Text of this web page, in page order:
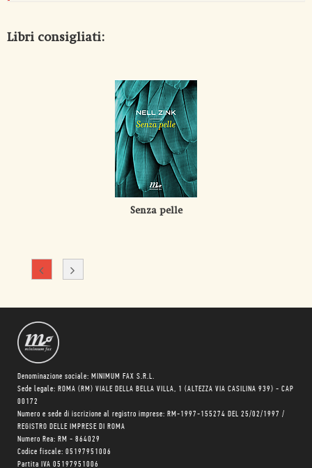
Libri consigliati:
Senza pelle
Denominazione sociale: MINIMUM FAX S.R.L.
Sede legale: ROMA (RM) VIALE DELLA BELLA VILLA, 1 (ALTEZZA VIA CASILINA 939) - CAP
00172
Numero e sede di iscrizione al registro imprese: RM-1997-155274 DEL 25/02/1997 /
REGISTRO DELLE IMPRESE DI ROMA
Numero Rea: RM - 864029
Codice fiscale: 05197951006
Partita IVA 05197951006